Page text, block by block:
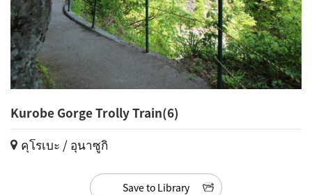
Kurobe Gorge Trolly Train(6)
คุโรเบะ / อุนาซูกิ
Save to Library